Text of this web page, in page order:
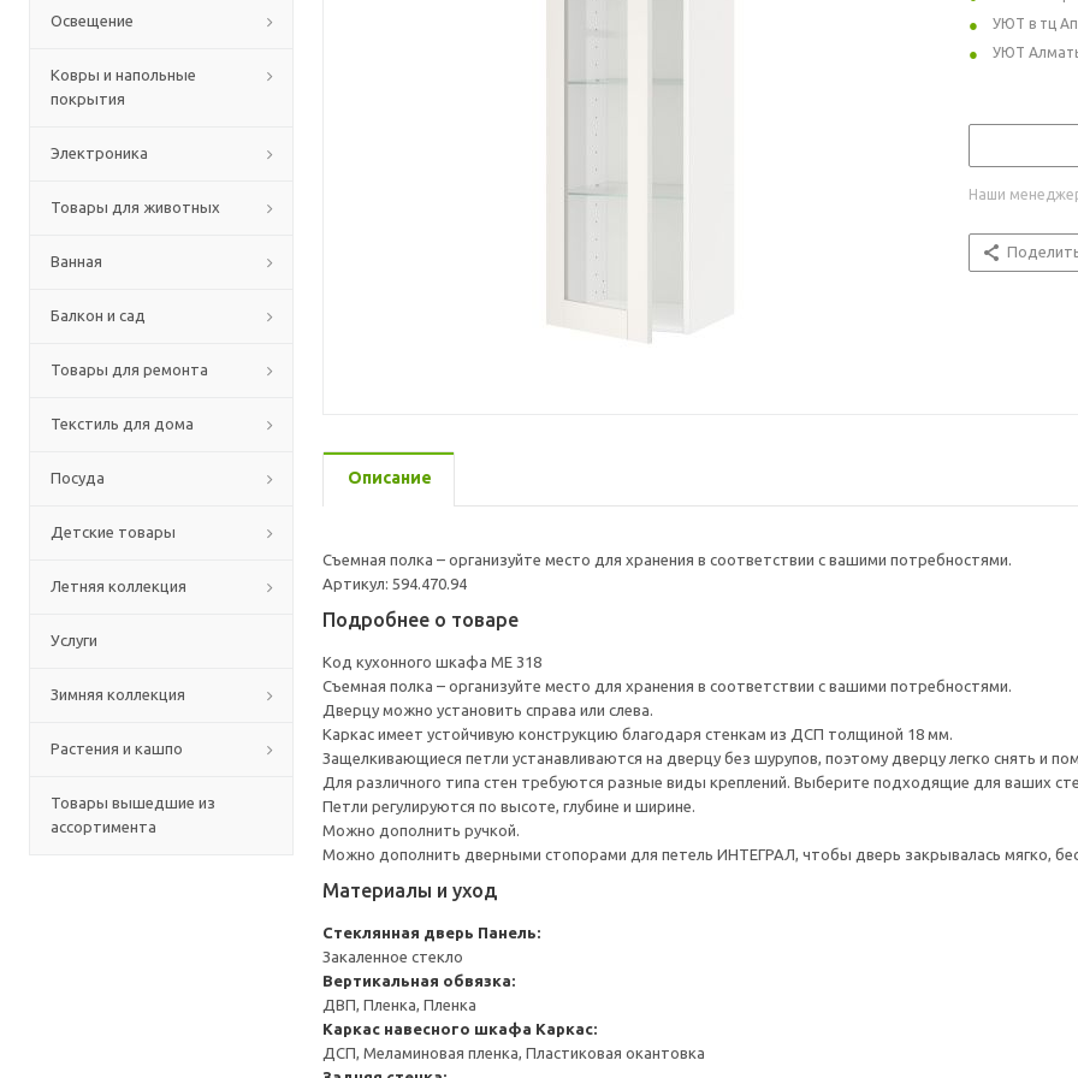
Освещение
Ковры и напольные
покрытия
Электроника
Товары для животных
Ванная
Балкон и сад
Товары для ремонта
Текстиль для дома
Посуда
Детские товары
Летняя коллекция
Услуги
Зимняя коллекция
Растения и кашпо
Товары вышедшие из
ассортимента
УЮТ в тц
УЮТ
Наши
Описание
Съемная полка – организуйте место для хранения в соответствии с вашими потребностями.
Артикул: 594.470.94
Подробнее о товаре
Код кухонного шкафа ME 318
Съемная полка – организуйте место для хранения в соответствии с вашими потребностями.
Дверцу можно установить справа или слева.
Каркас имеет устойчивую конструкцию благодаря стенкам из ДСП толщиной 18 мм.
Защелкивающиеся петли устанавливаются на дверцу без шурупов, поэтому дверцу легко снять и
Для различного типа стен требуются разные виды креплений. Выберите подходящие для ваших
Петли регулируются по высоте, глубине и ширине.
Можно дополнить ручкой.
Можно дополнить дверными стопорами для петель ИНТЕГРАЛ, чтобы дверь закрывалась мягко,
Материалы и уход
Стеклянная дверь Панель:
Закаленное стекло
Вертикальная обвязка:
ДВП, Пленка, Пленка
Каркас навесного шкафа Каркас:
ДСП, Меламиновая пленка, Пластиковая окантовка